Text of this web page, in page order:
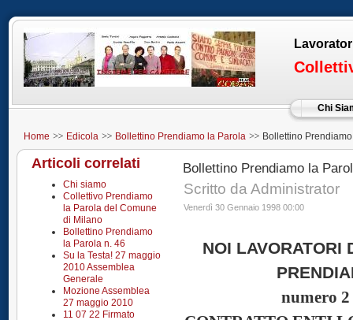
Chi
Home Edicola Bollettino Prendiamo la Parola Bollettino
Articoli correlati
Chi siamo
Collettivo Prendiamo
la Parola del Comune
di Milano
Bollettino Prendiamo
la Parola n. 46
Su la Testa! 27 maggio
2010 Assemblea
Generale
Mozione Assemblea
27 maggio 2010
11 07 22 Firmato
Bollettino Prendiamo la
Scritto da Administrator
Venerdì 30 Gennaio 1998 00:00
NOI LAVORATORI
numero 2